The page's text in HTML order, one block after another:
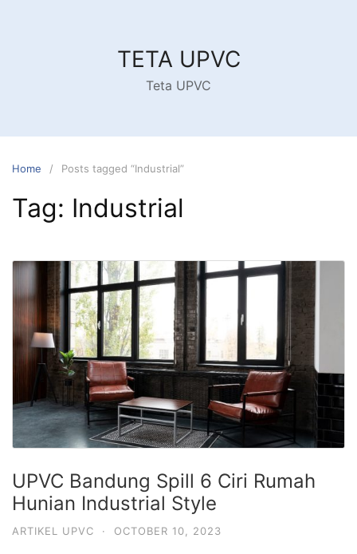
TETA UPVC
Teta UPVC
Home Posts tagged “Industrial”
Tag: Industrial
UPVC Bandung Spill 6 Ciri Rumah
Hunian Industrial Style
ARTIKEL UPVC · OCTOBER 10, 2023